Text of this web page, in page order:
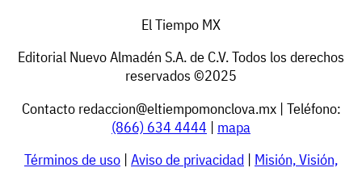
El Tiempo MX
Editorial Nuevo Almadén S.A. de C.V. Todos los derechos
reservados ©2025
Contacto redaccion@eltiempomonclova.mx| Teléfono:
(866) 634 4444 | mapa
Términos de uso | Aviso de privacidad | Misión, Visión,